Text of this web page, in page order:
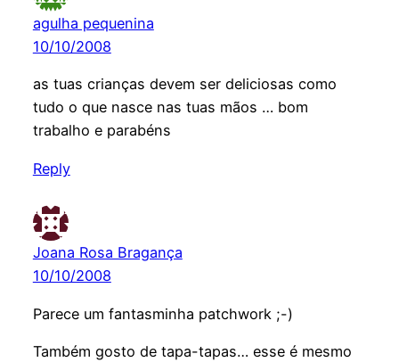
agulha pequenina
10/10/2008
as tuas crianças devem ser deliciosas como
tudo o que nasce nas tuas mãos … bom
trabalho e parabéns
Reply
Joana Rosa Bragança
10/10/2008
Parece um fantasminha patchwork ;-)
Também gosto de tapa-tapas… esse é mesmo